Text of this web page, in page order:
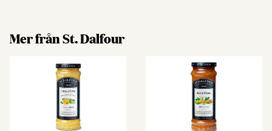
Mer från St. Dalfour